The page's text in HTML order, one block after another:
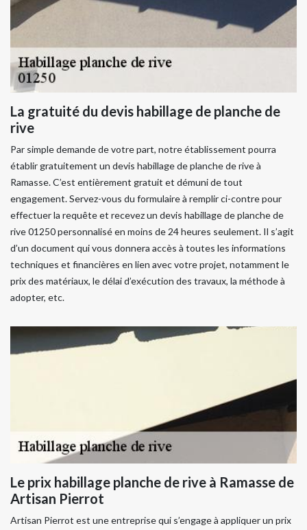
La gratuité du devis habillage de planche de
rive
Par simple demande de votre part, notre établissement pourra
établir gratuitement un devis habillage de planche de rive à
Ramasse. C’est entièrement gratuit et démuni de tout
engagement. Servez-vous du formulaire à remplir ci-contre pour
effectuer la requête et recevez un devis habillage de planche de
rive 01250 personnalisé en moins de 24 heures seulement. Il s’agit
d’un document qui vous donnera accès à toutes les informations
techniques et financières en lien avec votre projet, notamment le
prix des matériaux, le délai d’exécution des travaux, la méthode à
adopter, etc.
Le prix habillage planche de rive à Ramasse de
Artisan Pierrot
Artisan Pierrot est une entreprise qui s’engage à appliquer un prix